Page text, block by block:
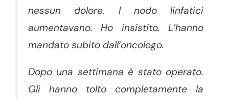
nessun dolore. I nodo linfatici
aumentavano. Ho insistito. L’hanno
mandato subito dall’oncologo.
Dopo una settimana è stato operato.
Gli hanno tolto completamente la